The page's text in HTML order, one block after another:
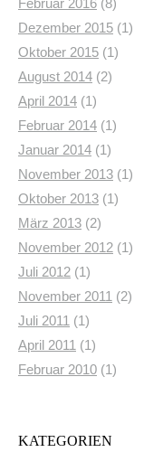
Dezember 2015(1)
Oktober 2015(1)
August 2014(2)
April 2014(1)
Februar 2014
Januar 2014(1)
November 2013
Oktober 2013(1)
März 2013(2)
November 2012
Juli 2012(1)
November 2011
Juli 2011(1)
April 2011(1)
Februar 2010